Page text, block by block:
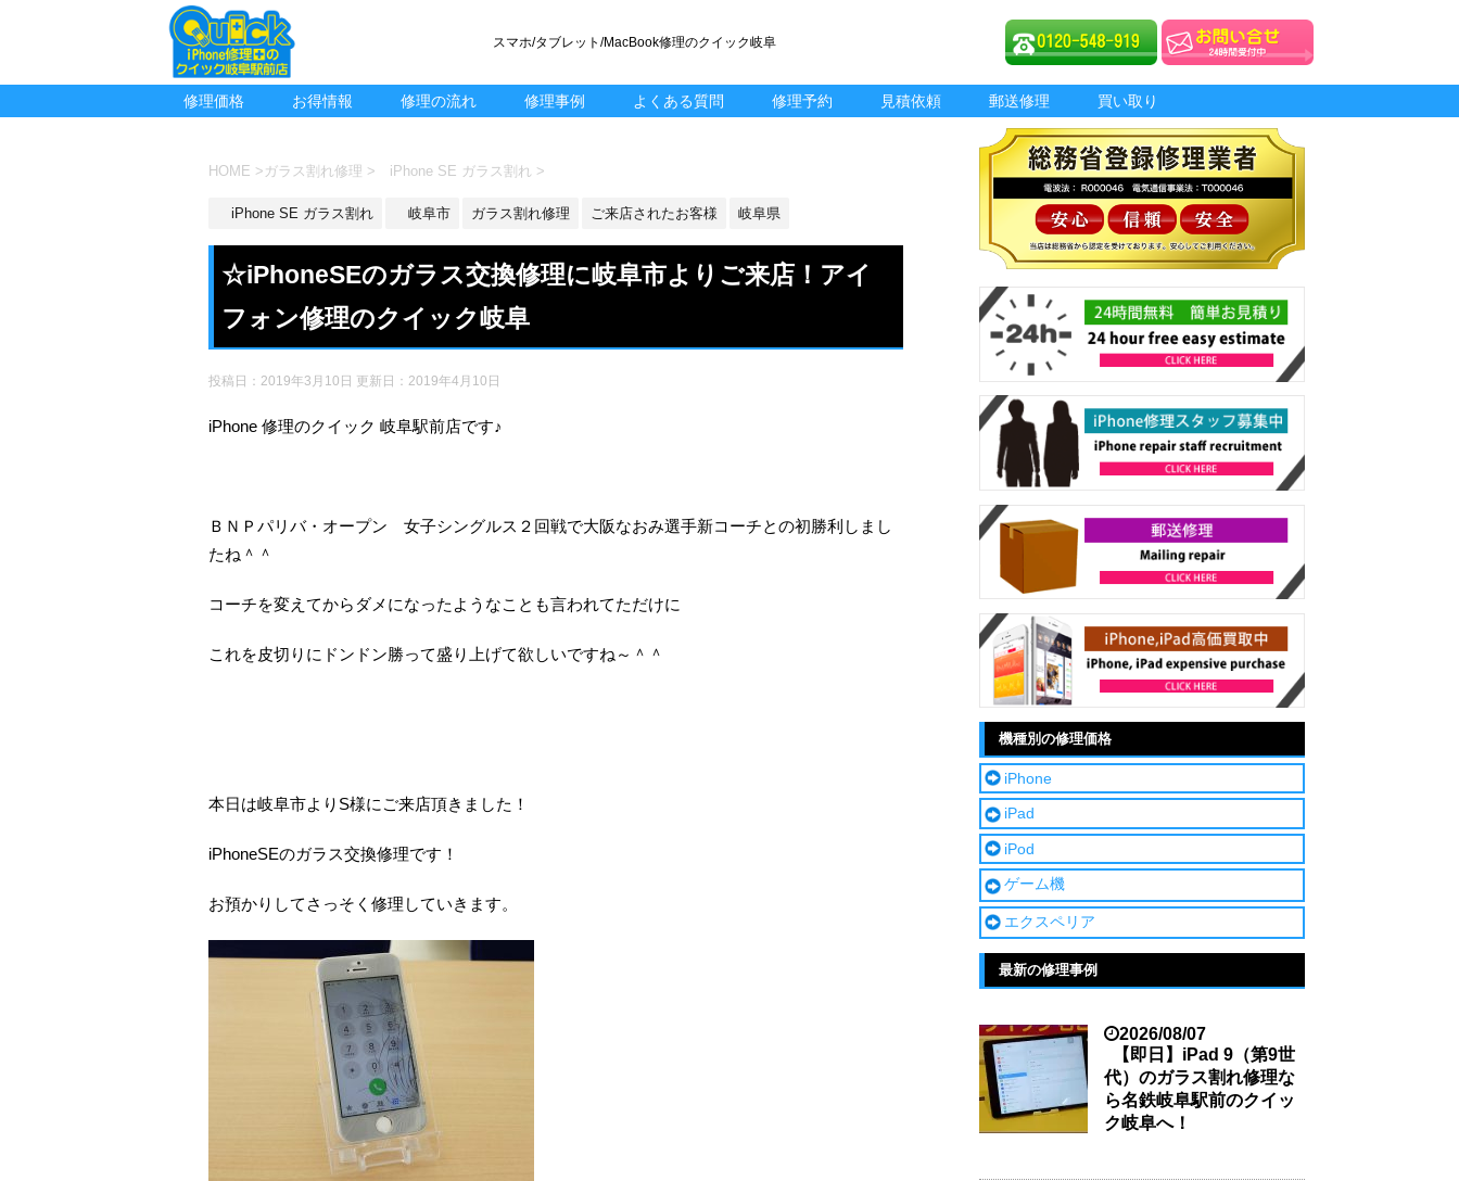
スマホ/タブレット/MacBook修理のクイック岐阜
修理価格 お得情報 修理の流れ 修理事例 よくある質問 修理予約 見積依頼 郵送修理 買い取り
HOME > ガラス割れ修理 > iPhone SE ガラス割れ >
iPhone SE ガラス割れ 岐阜市 ガラス割れ修理 ご来店されたお客様 岐阜県
☆iPhoneSEのガラス交換修理に岐阜市よりご来店！アイ
フォン修理のクイック岐阜
投稿日：2019年3月10日 更新日： 2019年4月10日
iPhone 修理のクイック 岐阜駅前店です♪
ＢＮＰパリバ・オープン 女子シングルス２回戦で大阪なおみ選手新コーチとの初勝利しまし
たね＾＾
コーチを変えてからダメになったようなことも言われてただけに
これを皮切りにドンドン勝って盛り上げて欲しいですね～＾＾
本日は岐阜市よりS様にご来店頂きました！
iPhoneSEのガラス交換修理です！
お預かりしてさっそく修理していきます。
機種別の修理価格
iPhone
iPad
iPod
ゲーム機
エクスペリア
最新の修理事例
2026/08/07
【即日】iPad 9（第9世
代）のガラス割れ修理な
ら名鉄岐阜駅前のクイッ
ク岐阜へ！